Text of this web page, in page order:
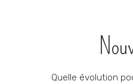
Quelle évolution